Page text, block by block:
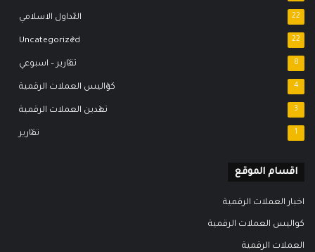
التداول الاسلامي 22
Uncategorized 22
تقارير – اسبوعي 8
كواليس العملات الرقمية 4
تعدين العملات الرقمية 3
تقارير 1
اقسام الموقع
اخبار العملات الرقمية
كواليس العملات الرقمية
العملات الرقمية